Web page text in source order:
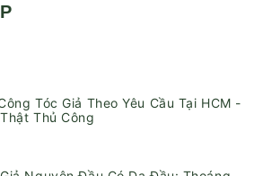
Tóc Giả Theo Yêu Cầu Tại HCM -
Thủ Công